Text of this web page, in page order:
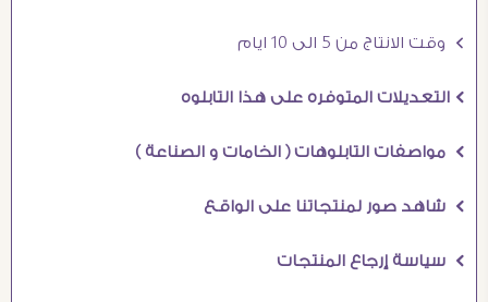
Ö وقت الانتاج من 5 الى 10 ايام
Ö التعديلات المتوفره على هذا التابلوه
Ö مواصفات التابلوهات ( الخامات و الصناعة )
Ö شاهد صور لمنتجاتنا على الواقع
Ö سياسة إرجاع المنتجات